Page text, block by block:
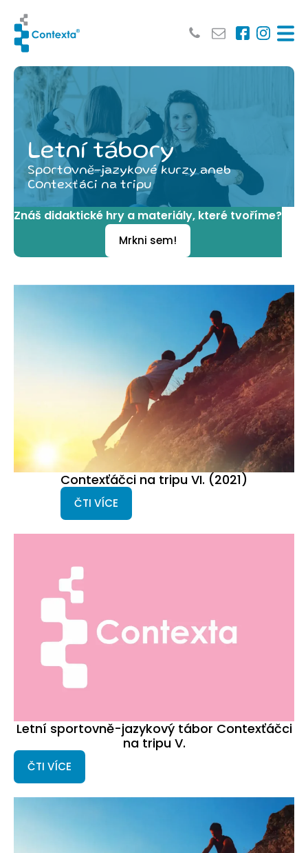
Letní tábory
Sportovně-jazykové kurzy aneb
Contexťáci na tripu
Znáš didaktické hry a materiály, které tvoříme?
Mrkni sem!
Contexťáčci na tripu VI. (2021)
ČTI VÍCE
Letní sportovně-jazykový tábor Contexťáčci
na tripu V.
ČTI VÍCE